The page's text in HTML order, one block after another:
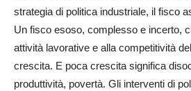
strategia di politica industriale, il fisco
Un fisco esoso, complesso e incerto,
attività lavorative e alla competitività
crescita. E poca crescita significa
produttività, povertà. Gli interventi di